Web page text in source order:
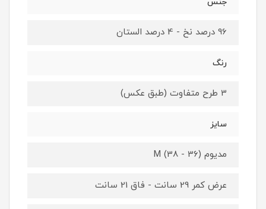
96 درصد نخ - 4 درصد الستان
رنگ
3 طرح متفاوت (طبق عکس)
سایز
مدیوم M (38 - 36)
عرض کمر 29 سانت - فاق 21 سانت